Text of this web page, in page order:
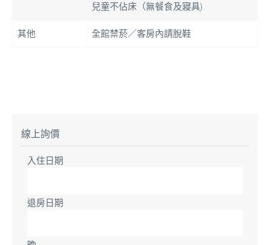
兒童不佔床（無餐食及寢具)
其他 全館禁菸／客房內請脫鞋
線上詢價
入住日期
退房日期